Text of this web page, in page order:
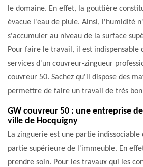
le domaine. En effet, la gouttière
évacue l'eau de pluie. Ainsi, l'humidité
s'accumuler au niveau de la surface
Pour faire le travail, il est indispensable
services d'un couvreur-zingueur
couvreur 50. Sachez qu'il dispose des
permettre de faire un travail de très
GW couvreur 50 : une entreprise
ville de Hocquigny
La zinguerie est une partie
partie supérieure de l'immeuble. En
prendre soin. Pour les travaux qui les